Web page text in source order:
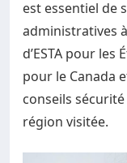
est essentiel de
administratives
d’ESTA pour
pour le Canada
conseils
région visitée.